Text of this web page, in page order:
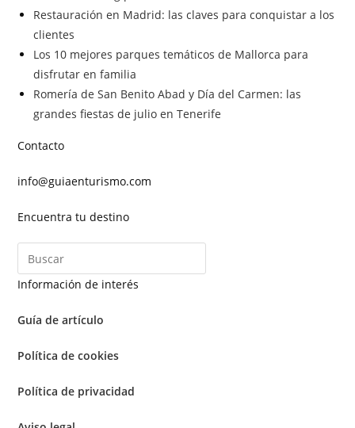
Restauración en Madrid: las claves para conquistar a los
clientes
Los 10 mejores parques temáticos de Mallorca para
disfrutar en familia
Romería de San Benito Abad y Día del Carmen: las
grandes fiestas de julio en Tenerife
Contacto
info@guiaenturismo.com
Encuentra tu destino
Información de interés
Guía de artículo
Política de cookies
Política de privacidad